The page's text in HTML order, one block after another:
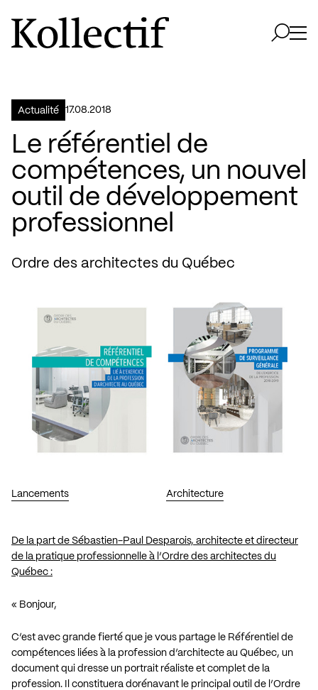
Aller à la page d'accueil
Logo Kollectif
Actualité 17.08.2018
Le référentiel de
compétences, un nouvel
outil de développement
professionnel
Ordre des architectes du Québec
Lancements Architecture
De la part de Sébastien-Paul Desparois, architecte et directeur
de la pratique professionnelle à l’Ordre des architectes du
Québec :
« Bonjour,
C’est avec grande fierté que je vous partage le Référentiel de
compétences liées à la profession d’architecte au Québec, un
document qui dresse un portrait réaliste et complet de la
profession. Il constituera dorénavant le principal outil de l’Ordre